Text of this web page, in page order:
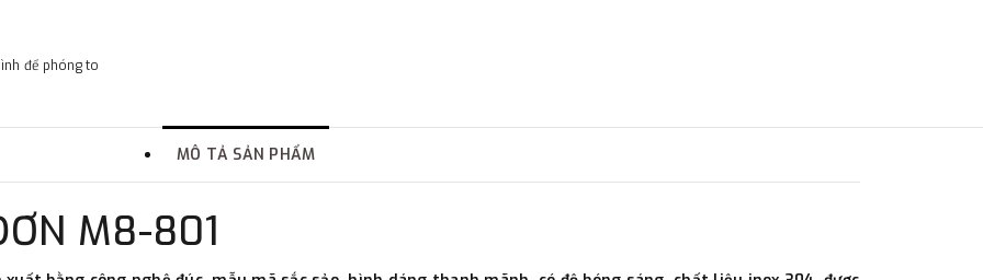
để phóng to
quận Đống Đa, Hà Nội.
MÔ TẢ SẢN PHẨM
M8-801